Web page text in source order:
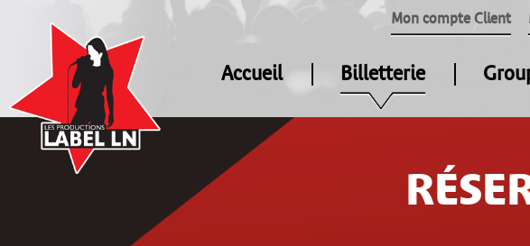
Mon compte Client
Accueil Billetterie